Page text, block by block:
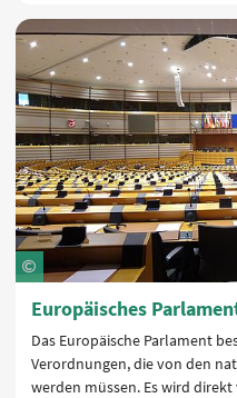
Europäisches
Das Europäische Parlament
Verordnungen, die von den
werden müssen. Es wird